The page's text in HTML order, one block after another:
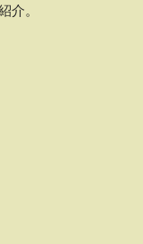
介。